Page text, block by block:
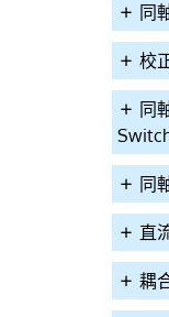
同
校
同
同
直
耦